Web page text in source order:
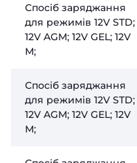
Спосіб заряджання
для режимів 12V STD;
12V AGM; 12V GEL; 12V
М;
Спосіб заряджання
для режимів 12V STD;
12V AGM; 12V GEL; 12V
М;